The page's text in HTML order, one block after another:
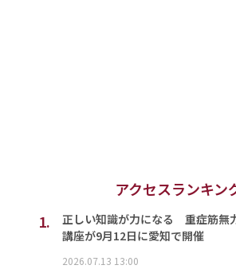
アクセスランキン
1.
正しい知識が力になる 重症筋無
講座が9月12日に愛知で開催
2026.07.13 13:00